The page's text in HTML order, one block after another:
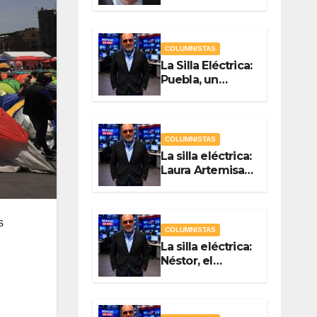
Quién? Por
Hernández
COLUMNISTAS
La Silla Eléctrica:
Puebla, un
gobierno sin
COLUMNISTAS
La silla eléctrica:
Laura Artemisa
la maestra de las
Por Antonio
Ladrón de
Guevara
COLUMNISTAS
La silla eléctrica:
Néstor, el
Chapulín Naranja
Ladrón de